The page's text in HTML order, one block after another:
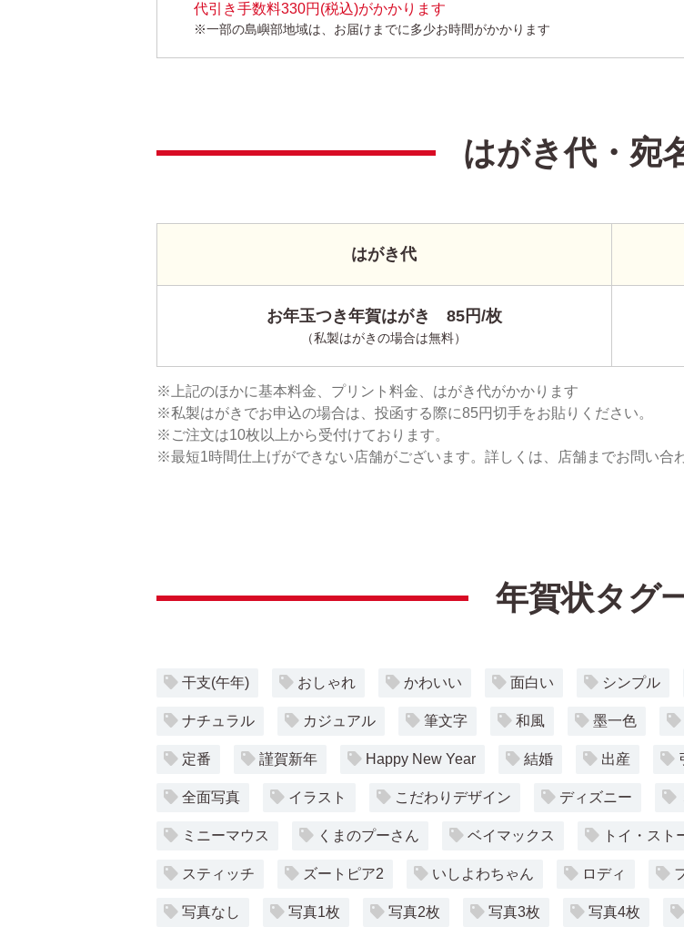
代引き手数料330円(税込)がかかります
※一部の島嶼部地域は、お届けまでに多少お時間がかかります
はがき代・宛
はがき代
お年玉つき年賀はがき 85円/枚
（私製はがきの場合は無料）
上記のほかに基本料金、プリント料金、はがき代がかかります
私製はがきでお申込の場合は、投函する際に85円切手をお貼りください。
ご注文は10枚以上から受付けております。
最短1時間仕上げができない店舗がございます。詳しくは、店舗までお問い合
年賀状タグ
干支(午年) おしゃれ かわいい 面白い シンプル
ナチュラル カジュアル 筆文字 和風 墨一色
定番 謹賀新年 Happy New Year 結婚 出産
全面写真 イラスト こだわりデザイン ディズニー
ミニーマウス くまのプーさん ベイマックス トイ・スト
スティッチ ズートピア2 いしよわちゃん ロディ
写真なし 写真1枚 写真2枚 写真3枚 写真4枚